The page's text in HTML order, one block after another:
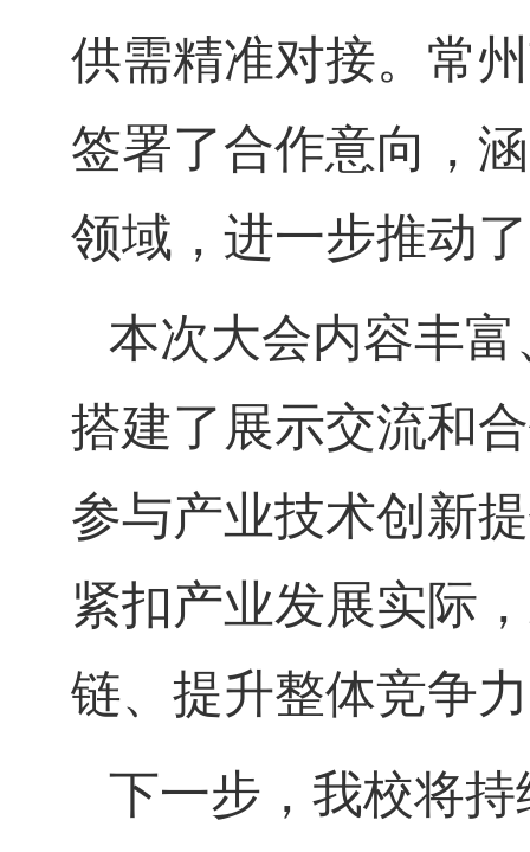
供需精准对接。常
签署了合作意向，
领域，进一步推动
本次大会内容丰
搭建了展示交流和
参与产业技术创新
紧扣产业发展实际
链、提升整体竞争
下一步，我校将